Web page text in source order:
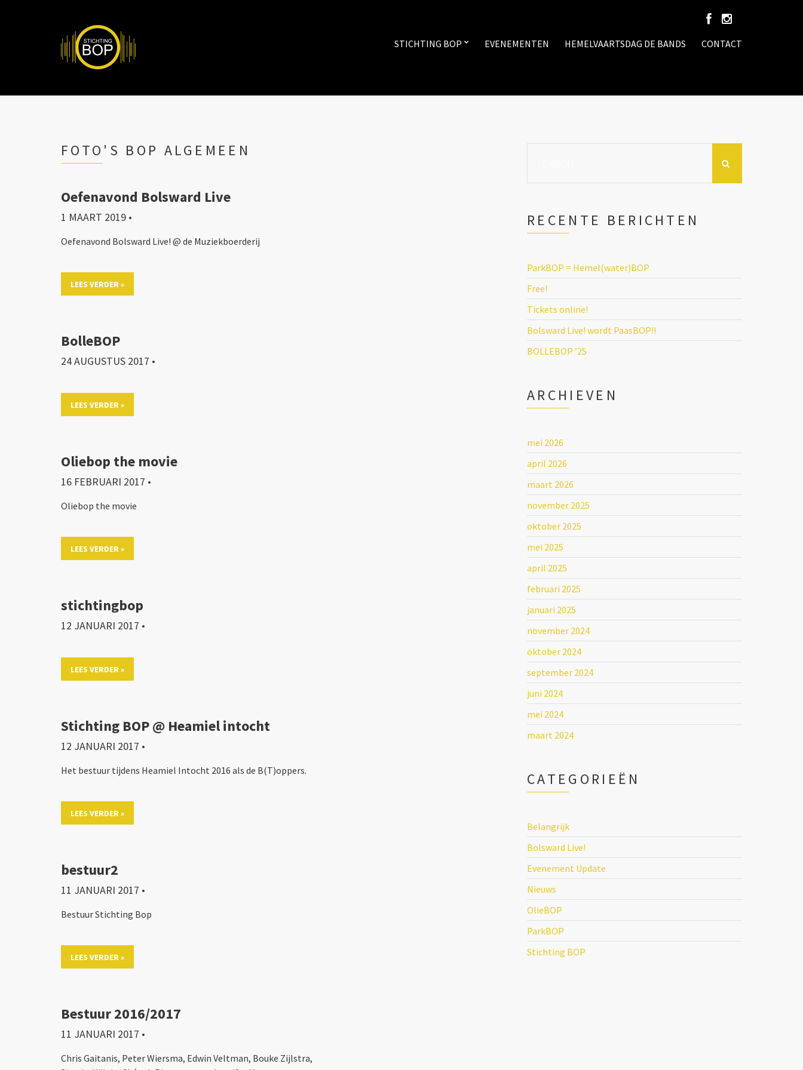
STICHTING BOP EVENEMENTEN HEMELVAARTSDAG DE BANDS CONTACT
FOTO'S BOP ALGEMEEN
Oefenavond Bolsward Live
1 MAART 2019 •
Oefenavond Bolsward Live! @ de Muziekboerderij
LEES VERDER »
BolleBOP
24 AUGUSTUS 2017 •
LEES VERDER »
Oliebop the movie
16 FEBRUARI 2017 •
Oliebop the movie
LEES VERDER »
stichtingbop
12 JANUARI 2017 •
LEES VERDER »
Stichting BOP @ Heamiel intocht
12 JANUARI 2017 •
Het bestuur tijdens Heamiel Intocht 2016 als de B(T)oppers.
LEES VERDER »
bestuur2
11 JANUARI 2017 •
Bestuur Stichting Bop
LEES VERDER »
Bestuur 2016/2017
11 JANUARI 2017 •
Chris Gaitanis, Peter Wiersma, Edwin Veltman, Bouke Zijlstra,
RECENTE BERICHTEN
ParkBOP = Hemel(water)BOP
Free!
Tickets online!
Bolsward Live! wordt PaasBOP!!
BOLLEBOP ’25
ARCHIEVEN
mei 2026
april 2026
maart 2026
november 2025
oktober 2025
mei 2025
april 2025
februari 2025
januari 2025
november 2024
oktober 2024
september 2024
juni 2024
mei 2024
maart 2024
CATEGORIEËN
Belangrijk
Bolsward Live!
Evenement Update
Nieuws
OlieBOP
ParkBOP
Stichting BOP